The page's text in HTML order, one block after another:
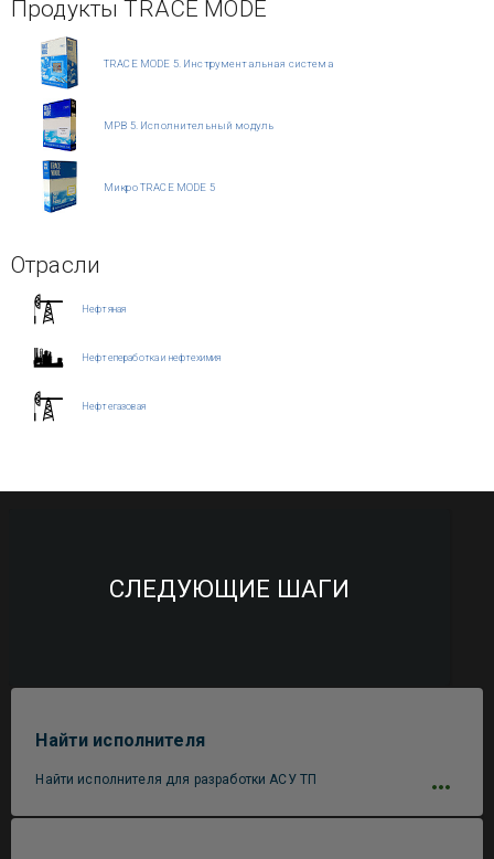
Продукты TRACE MODE
TRACE MODE 5. Инструментальная система
МРВ 5. Исполнительный модуль
Микро TRACE MODE 5
Отрасли
Нефтяная
Нефтепеработка и нефтехимия
Нефтегазовая
СЛЕДУЮЩИЕ ШАГИ
Найти исполнителя
Найти исполнителя для разработки АСУ ТП